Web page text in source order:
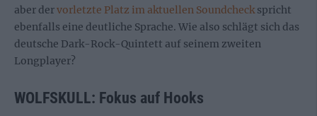
aber dervorletzte Platz im aktuellen Soundcheck spricht
ebenfalls eine deutliche Sprache. Wie also schlägt sich das
deutsche Dark-Rock-Quintett auf seinem zweiten
Longplayer?
WOLFSKULL: Fokus auf Hooks